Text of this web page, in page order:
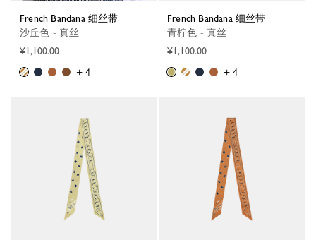
French Bandana 细丝带
沙丘色 - 真丝
¥1,100.00
+ 4
French Bandana 细丝带
青柠色 - 真丝
¥1,100.00
+ 4